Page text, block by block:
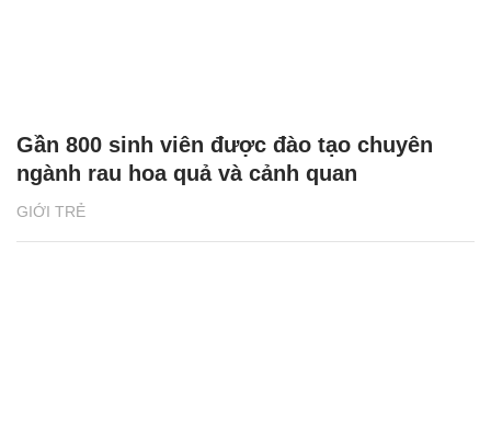
GIỚI TRẺ
Gần 800 sinh viên được đào tạo chuyên
ngành rau hoa quả và cảnh quan